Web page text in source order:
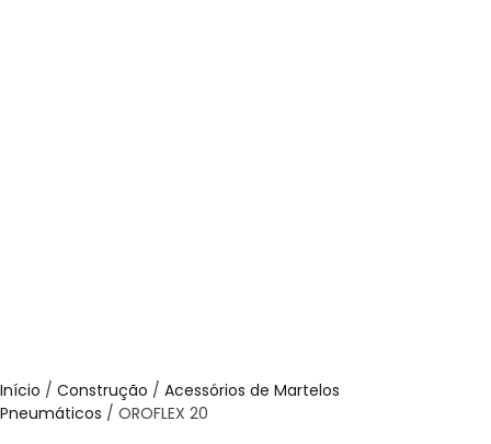
Início / Construção / Acessórios de Martelos
Pneumáticos / OROFLEX 20